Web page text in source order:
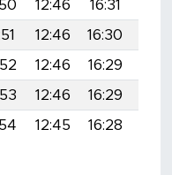
12:46 16:31
12:46 16:30
12:46 16:29
12:46 16:29
12:45 16:28